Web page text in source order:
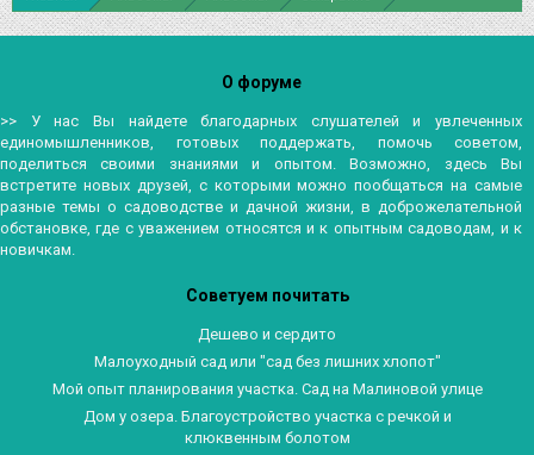
Сухой ручей 7
О форуме
>> У нас Вы найдете благодарных слушателей и увлеченных
единомышленников, готовых поддержать, помочь советом,
поделиться своими знаниями и опытом. Возможно, здесь Вы
встретите новых друзей, с которыми можно пообщаться на самые
разные темы о садоводстве и дачной жизни, в доброжелательной
обстановке, где с уважением относятся и к опытным садоводам, и к
новичкам.
Советуем почитать
Дешево и сердито
Малоуходный сад или "сад без лишних хлопот"
Мой опыт планирования участка. Сад на Малиновой улице
Дом у озера. Благоустройство участка с речкой и
клюквенным болотом